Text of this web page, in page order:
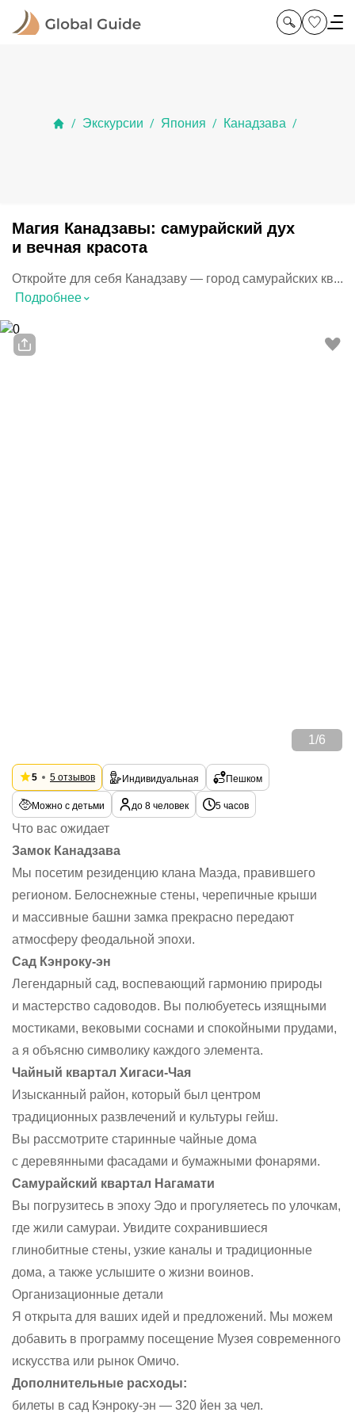
/ Экскурсии / Япония / Канадзава /
Магия Канадзавы: самурайский дух
и вечная красота
Откройте для себя Канадзаву — город самурайских кв...
Подробнее⌃
1 /6
5 5 отзывов Индивидуальная Пешком
Можно с детьми до 8 человек 5 часов
Что вас ожидает
Замок Канадзава
Мы посетим резиденцию клана Маэда, правившего
регионом. Белоснежные стены, черепичные крыши
и массивные башни замка прекрасно передают
атмосферу феодальной эпохи.
Сад Кэнроку-эн
Легендарный сад, воспевающий гармонию природы
и мастерство садоводов. Вы полюбуетесь изящными
мостиками, вековыми соснами и спокойными прудами,
а я объясню символику каждого элемента.
Чайный квартал Хигаси-Чая
Изысканный район, который был центром
традиционных развлечений и культуры гейш.
Вы рассмотрите старинные чайные дома
с деревянными фасадами и бумажными фонарями.
Самурайский квартал Нагамати
Вы погрузитесь в эпоху Эдо и прогуляетесь по улочкам,
где жили самураи. Увидите сохранившиеся
глинобитные стены, узкие каналы и традиционные
дома, а также услышите о жизни воинов.
Организационные детали
Я открыта для ваших идей и предложений. Мы можем
добавить в программу посещение Музея современного
искусства или рынок Омичо.
Дополнительные расходы:
билеты в сад Кэнроку-эн — 320 йен за чел.